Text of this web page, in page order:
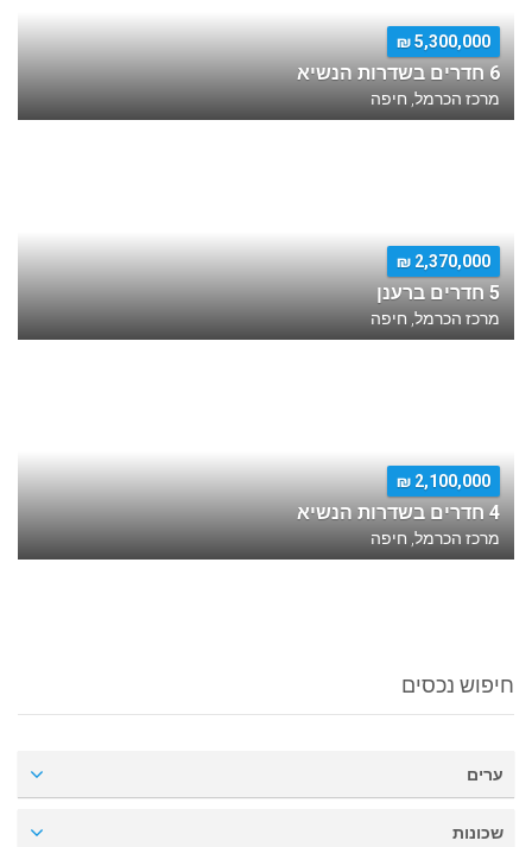
5,300,000 ₪
6 חדרים בשדרות הנשיא
מרכז הכרמל, חיפה
2,370,000 ₪
5 חדרים ברענן
מרכז הכרמל, חיפה
2,100,000 ₪
4 חדרים בשדרות הנשיא
מרכז הכרמל, חיפה
חיפוש נכסים
ערים
שכונות